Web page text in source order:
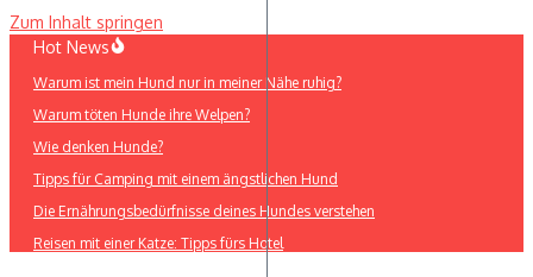
Zum Inhalt springen
Hot News
Warum ist mein Hund nur in meiner Nähe ruhig?
Warum töten Hunde ihre Welpen?
Wie denken Hunde?
Tipps für Camping mit einem ängstlichen Hund
Die Ernährungsbedürfnisse deines Hundes verstehen
Reisen mit einer Katze: Tipps fürs Hotel